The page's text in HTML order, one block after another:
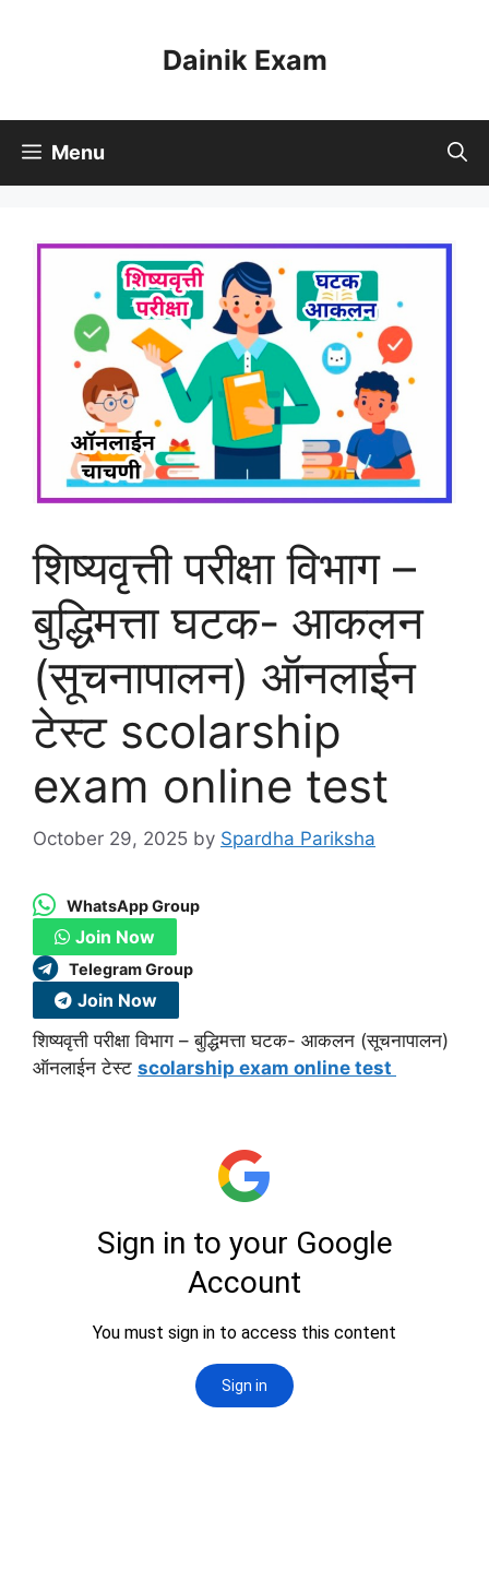
Dainik Exam
Menu
शिष्यवृत्ती परीक्षा विभाग –
बुद्धिमत्ता घटक- आकलन
(सूचनापालन) ऑनलाईन
टेस्ट scolarship
exam online test
October 29, 2025 by Spardha Pariksha
WhatsApp Group
Join Now
Telegram Group
Join Now
शिष्यवृत्ती परीक्षा विभाग – बुद्धिमत्ता घटक- आकलन (सूचनापालन)
ऑनलाईन टेस्ट scolarship exam online test